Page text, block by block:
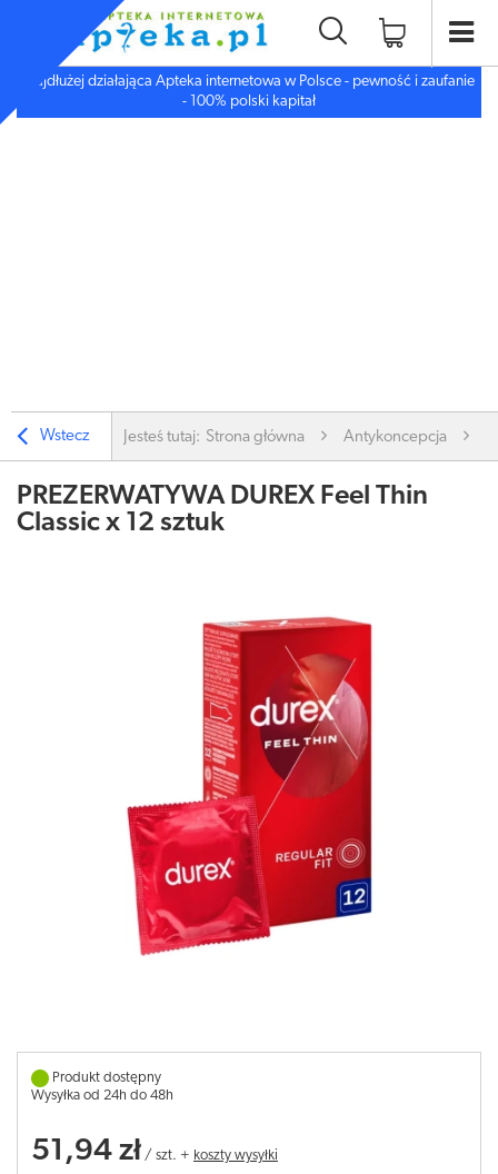
Najdłużej działająca Apteka internetowa w Polsce - pewność i zaufanie
- 100% polski kapitał
Wstecz Jesteś tutaj: Strona główna Antykoncepcja
PREZERWATYWA DUREX Feel Thin
Classic x 12 sztuk
Produkt dostępny
Wysyłka od 24h do 48h
51,94 zł / szt. + koszty wysyłki